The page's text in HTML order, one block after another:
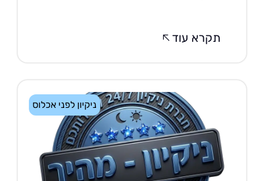
תקרא עוד
ניקיון לפני אכלוס